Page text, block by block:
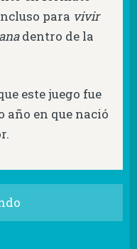
para vivir
dentro de la
este juego fue
año en que nació